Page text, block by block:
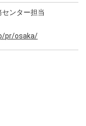
ンター担当
pr/osaka/